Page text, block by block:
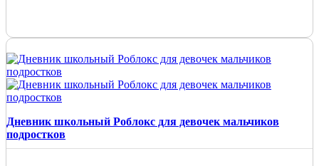
Дневник школьный Роблокс для девочек мальчиков
подростков